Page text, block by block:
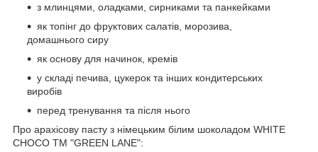
з млинцями, оладками, сирниками та панкейками
як топінг до фруктових салатів, морозива,
домашнього сиру
як основу для начинок, кремів
у складі печива, цукерок та інших кондитерських
виробів
перед тренування та після нього
Про арахісову пасту з німецьким білим шоколадом WHITE
CHOCO TM "GREEN LANE":